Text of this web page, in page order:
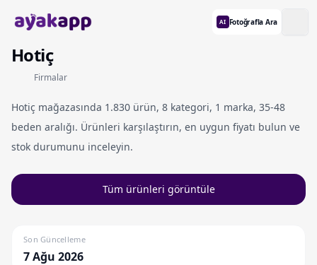
AI Fotoğrafla Ara
Hotiç
Firmalar
Hotiç mağazasında 1.830 ürün, 8 kategori, 1 marka, 35-48
beden aralığı. Ürünleri karşılaştırın, en uygun fiyatı bulun ve
stok durumunu inceleyin.
Tüm ürünleri görüntüle
Son Güncelleme
7 Ağu 2026